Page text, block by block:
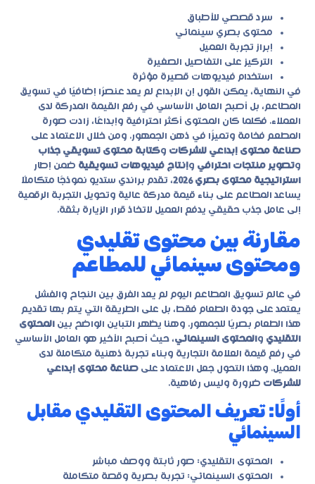
سرد قصصي للأطباق
محتوى بصري سينمائي
إبراز تجربة العميل
التركيز على التفاصيل الصغيرة
استخدام فيديوهات قصيرة مؤثرة
في النهاية، يمكن القول إن الإبداع لم يعد عنصرًا إضافيًا في تسويق
المطاعم، بل أصبح العامل الأساسي في رفع القيمة المدركة لدى
العملاء. فكلما كان المحتوى أكثر احترافية وإبداعًا، زادت صورة
المطعم فخامة وتميزًا في ذهن الجمهور. ومن خلال الاعتماد على
صناعة محتوى إبداعي للشركات وكتابة محتوى تسويقي جذاب
وتصوير منتجات احترافي وإنتاج فيديوهات تسويقية ضمن إطار
استراتيجية محتوى بصري 2026
، تقدم براندي ستديو نموذجًا متكاملًا
يساعد المطاعم على بناء قيمة مدركة عالية وتحويل التجربة الرقمية
إلى عامل جذب حقيقي يدفع العميل لاتخاذ قرار الزيارة بثقة.
مقارنة بين محتوى تقليدي
ومحتوى سينمائي للمطاعم
في عالم تسويق المطاعم اليوم لم يعد الفرق بين النجاح والفشل
يعتمد على جودة الطعام فقط، بل على الطريقة التي يتم بها تقديم
هذا الطعام بصريًا للجمهور. وهنا يظهر التباين الواضح بين المحتوى
التقليدي والمحتوى السينمائي، حيث أصبح الأخير هو العامل الأساسي
في رفع قيمة العلامة التجارية وبناء تجربة ذهنية متكاملة لدى
العميل. وهذا التحول جعل الاعتماد على صناعة محتوى إبداعي
للشركات ضرورة وليس رفاهية.
أولًا: تعريف المحتوى التقليدي مقابل
السينمائي
المحتوى التقليدي: صور ثابتة ووصف مباشر
المحتوى السينمائي: تجربة بصرية وقصة متكاملة